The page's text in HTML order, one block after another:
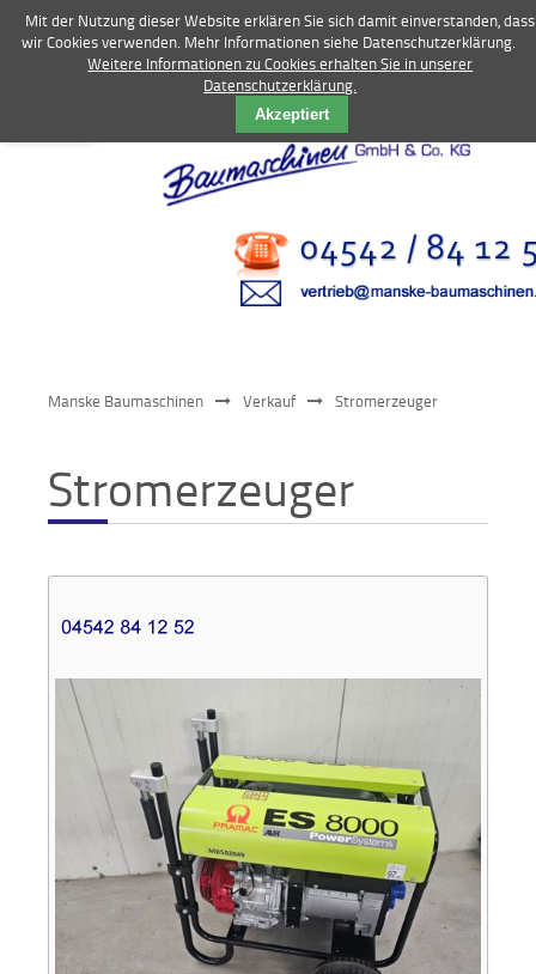
Bagger
Sonstiges
Verkauf
Bagger
Radlader
Stromerzeuger
Vibrationstechnik
Kommunaltechnik
Manske Baumaschinen Verkauf Stromerzeuger
Stromerzeuger
Mit der Nutzung dieser Website erklären Sie sich damit einverstanden, dass
wir Cookies verwenden. Mehr Informationen siehe Datenschutzerklärung.
Weitere Informationen zu Cookies erhalten Sie in unserer
Datenschutzerklärung.
Akzeptiert